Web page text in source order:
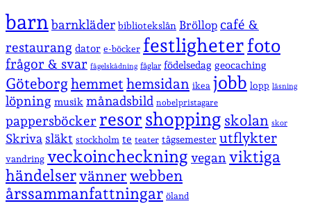
barnbarnkläder bibliotekslån Bröllop café &
restaurang dator e-böcker festligheterfoto
frågor & svar fågelskådning fåglar födelsedag geocaching
Göteborghemmet hemsidan ikea jobb lopp läsning
löpning musik månadsbild nobelpristagare
pappersböcker resor shopping skolan skor
Skriva släkt stockholm te teater tågsemester utflykter
vandring veckoincheckning vegan viktiga
händelservänner webben
årssammanfattningar öland